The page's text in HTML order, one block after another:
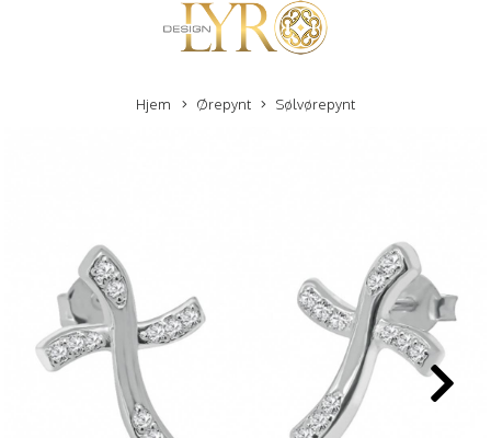
Hjem Ørepynt Sølvørepynt